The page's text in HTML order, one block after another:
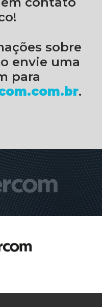
sobre
envie uma
para
.